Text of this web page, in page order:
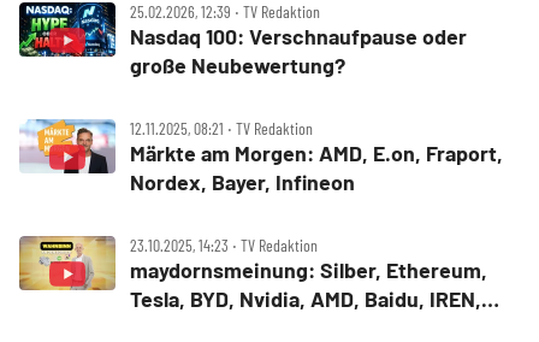
25.02.2026, 12:39 ‧ TV Redaktion
Nasdaq 100: Verschnaufpause oder
große Neubewertung?
12.11.2025, 08:21 ‧ TV Redaktion
Märkte am Morgen: AMD, E.on, Fraport,
Nordex, Bayer, Infineon
23.10.2025, 14:23 ‧ TV Redaktion
maydornsmeinung: Silber, Ethereum,
Tesla, BYD, Nvidia, AMD, Baidu, IREN,